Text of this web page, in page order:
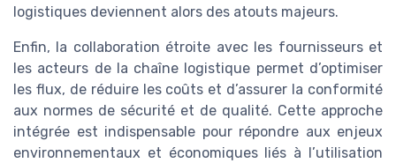
logistiques deviennent alors des atouts majeurs.
Enfin, la collaboration étroite avec les fournisseurs et
les acteurs de la chaîne logistique permet d’optimiser
les flux, de réduire les coûts et d’assurer la conformité
aux normes de sécurité et de qualité. Cette approche
intégrée est indispensable pour répondre aux enjeux
environnementaux et économiques liés à l’utilisation